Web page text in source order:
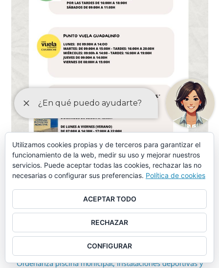
ORDENANZAS MAYO-2024
Ordenanza piscina municipal, instalaciones deportivas y
otros servicios similares (aprobación provisional)
Ordenanza piscina municipal, instalaciones deportivas y
Utilizamos cookies propias y de terceros para garantizar el
funcionamiento de la web, medir su uso y mejorar nuestros
servicios. Puede aceptar todas las cookies, rechazar las no
necesarias o configurar sus preferencias. Política de cookies
ACEPTAR TODO
RECHAZAR
CONFIGURAR